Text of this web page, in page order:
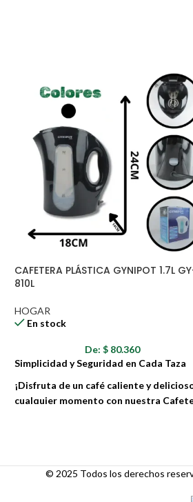
CAFETERA PLÁSTICA GYNIPOT 1.7L
810L
HOGAR
En stock
De:$ 80.360
Simplicidad y Seguridad en Cada Taza
¡Disfruta de un café caliente y
cualquier momento con nuestra
tu día o relajarte después de una larga
esta cafetera se convertirá en un
© 2025 Todos los derechos